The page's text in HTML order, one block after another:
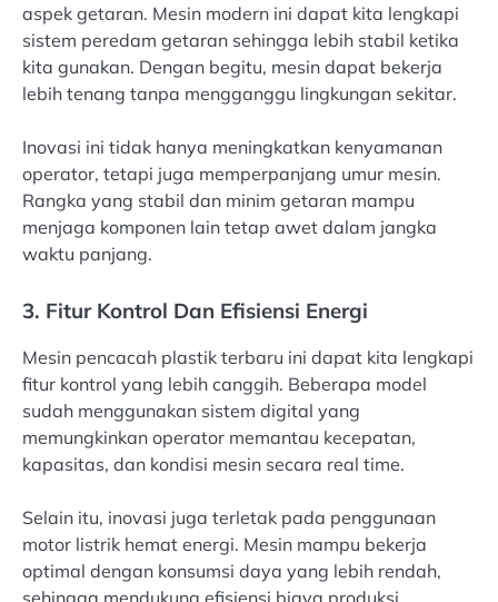
aspek getaran. Mesin modern ini dapat kita lengkapi
sistem peredam getaran sehingga lebih stabil ketika
kita gunakan. Dengan begitu, mesin dapat bekerja
lebih tenang tanpa mengganggu lingkungan sekitar.
Inovasi ini tidak hanya meningkatkan kenyamanan
operator, tetapi juga memperpanjang umur mesin.
Rangka yang stabil dan minim getaran mampu
menjaga komponen lain tetap awet dalam jangka
waktu panjang.
3. Fitur Kontrol Dan Efisiensi Energi
Mesin pencacah plastik terbaru ini dapat kita lengkapi
fitur kontrol yang lebih canggih. Beberapa model
sudah menggunakan sistem digital yang
memungkinkan operator memantau kecepatan,
kapasitas, dan kondisi mesin secara real time.
Selain itu, inovasi juga terletak pada penggunaan
motor listrik hemat energi. Mesin mampu bekerja
optimal dengan konsumsi daya yang lebih rendah,
sehingga mendukung efisiensi biaya produksi.